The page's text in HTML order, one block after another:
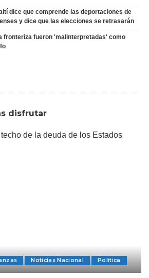
dice que comprende las deportaciones de
y dice que las elecciones se retrasarán
fronteriza fueron 'malinterpretadas' como
disfrutar
Noticias Nacional Politica